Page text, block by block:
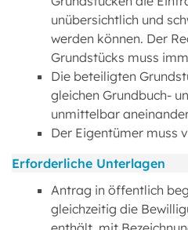
unübersichtlich und
werden können. Der
Grundstücks muss
Die beteiligten
gleichen Grundbuch-
unmittelbar
Der Eigentümer muss
Erforderliche Unterlagen
Antrag in öffentlich
gleichzeitig die